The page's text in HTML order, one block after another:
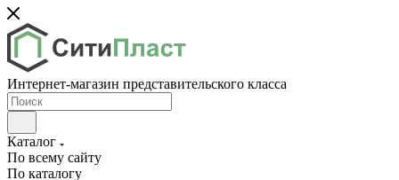
Интернет-магазин представительского класса
Каталог
По всему сайту
По каталогу